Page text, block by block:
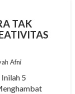
TAK
Afni
5